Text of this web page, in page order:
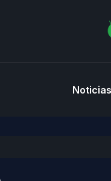
Noticias